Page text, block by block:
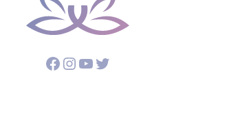
Facebook
Instagram
YouTube
Twitter